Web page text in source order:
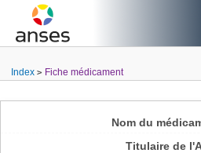
Index Fiche médicament
Nom du
Titulaire de